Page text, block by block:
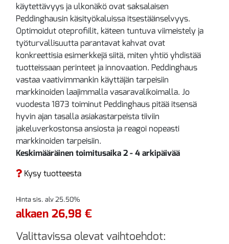
käytettävyys ja ulkonäkö ovat saksalaisen
Peddinghausin käsityökaluissa itsestäänselvyys.
Optimoidut oteprofiilit, käteen tuntuva viimeistely ja
työturvallisuutta parantavat kahvat ovat
konkreettisia esimerkkejä siitä, miten yhtiö yhdistää
tuotteissaan perinteet ja innovaation. Peddinghaus
vastaa vaativimmankin käyttäjän tarpeisiin
markkinoiden laajimmalla vasaravalikoimalla. Jo
vuodesta 1873 toiminut Peddinghaus pitää itsensä
hyvin ajan tasalla asiakastarpeista tiiviin
jakeluverkostonsa ansiosta ja reagoi nopeasti
markkinoiden tarpeisiin.
Keskimääräinen toimitusaika 2 - 4 arkipäivää
Kysy tuotteesta
Hinta sis. alv 25.50%
alkaen 26,98 €
Valittavissa olevat vaihtoehdot: